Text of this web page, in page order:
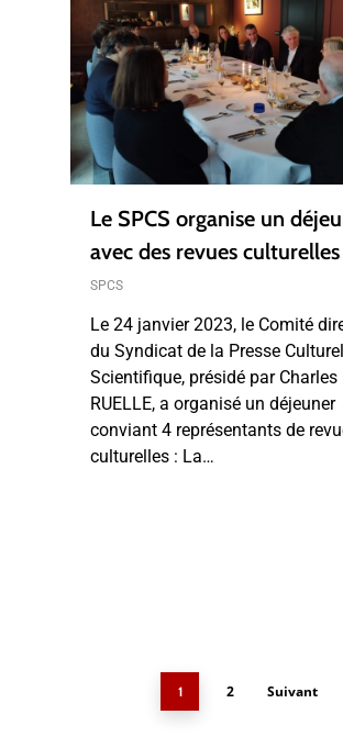
Le SPCS organise un
avec des revues culturelles
SPCS
Le 24 janvier 2023, le Comité
du Syndicat de la Presse
Scientifique, présidé par Charles
RUELLE, a organisé un déjeuner
conviant 4 représentants de
culturelles : La…
1 2 Suivant